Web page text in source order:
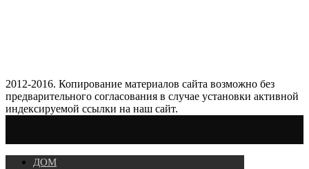
2012-2016. Копирование материалов сайта возможно без
предварительного согласования в случае установки активной
индексируемой ссылки на наш сайт.
ДОМ